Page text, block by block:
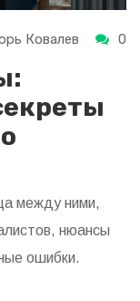
Ковалев 0
между ними,
нюансы
ошибки.